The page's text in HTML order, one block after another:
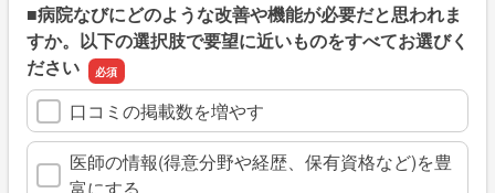
■病院なびにどのような改善や機能が必要だと思われま
すか。以下の選択肢で要望に近いものをすべてお選びく
ださい
口コミの掲載数を増やす
医師の情報(得意分野や経歴、保有資格など)を豊